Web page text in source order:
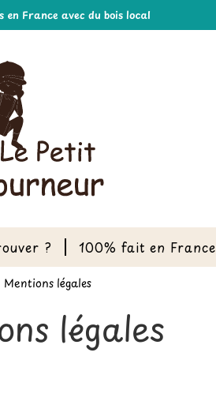
en France avec du bois local
? 100% fait en France
Mentions légales
légales